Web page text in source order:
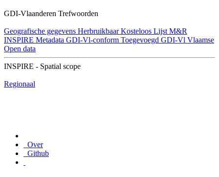
GDI-Vlaanderen Trefwoorden
Geografische gegevens Herbruikbaar Kosteloos Lijst M&R
INSPIRE Metadata GDI-Vl-conform Toegevoegd GDI-Vl Vlaamse
Open data
INSPIRE - Spatial scope
Regionaal
Over
Github